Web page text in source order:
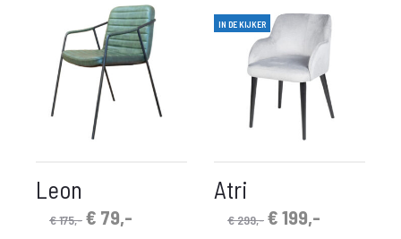
Leon
€175,- Oorspronkelijke
€ 79,-
IN DE KIJKER
Atri
€299,- Oorspronkelijke
€199,-